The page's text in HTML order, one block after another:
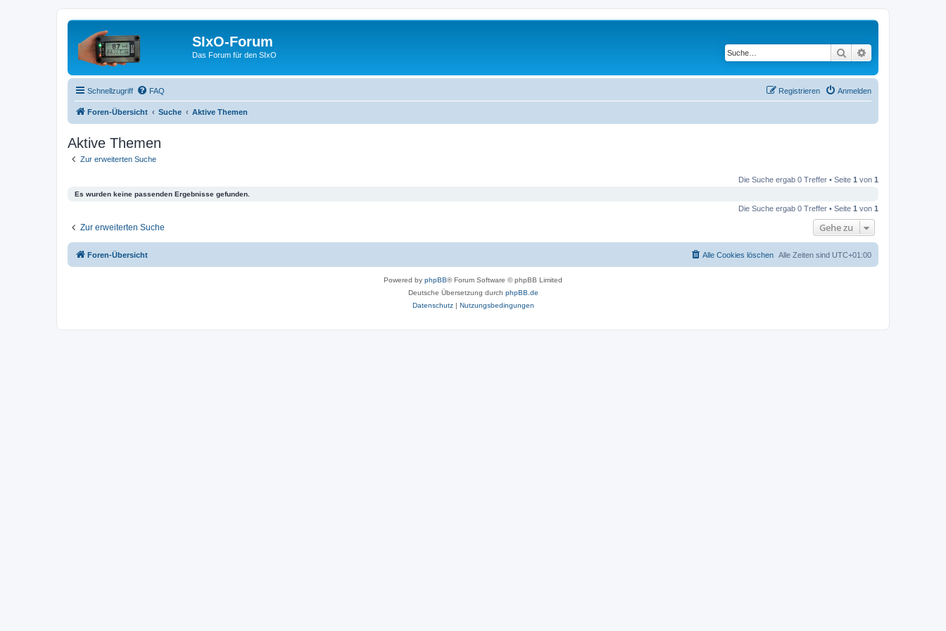
SIxO-Forum
Das Forum für den SIxO Suche
Schnellzugriff FAQ Anmelden
Registrieren
Foren-Übersicht Suche Aktive Themen
Aktive Themen
Zur erweiterten Suche
Die Suche ergab 0 Treffer • Seite 1 von 1
Es wurden keine passenden Ergebnisse gefunden.
Die Suche ergab 0 Treffer • Seite 1 von 1
Zur erweiterten Suche Gehe zu
Foren-Übersicht Alle Zeiten sind UTC+01:00
Alle Cookies löschen
Powered by phpBB® Forum Software © phpBB Limited
Deutsche Übersetzung durch phpBB.de
Datenschutz| Nutzungsbedingungen